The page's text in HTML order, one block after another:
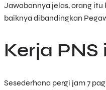
Jawabannya jelas, orang itu
baiknya dibandingkan
Kerja
Sesederhana pergi jam 7